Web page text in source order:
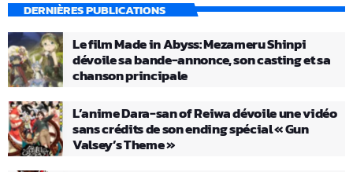
DERNIÈRES PUBLICATIONS
Le film Made in Abyss: Mezameru Shinpi
dévoile sa bande-annonce, son casting et sa
chanson principale
L’anime Dara-san of Reiwa dévoile une vidéo
sans crédits de son ending spécial « Gun
Valsey’s Theme »